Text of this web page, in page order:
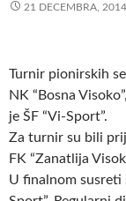
21 DECEMBRA, 2014
Turnir pionirskih
NK “Bosna
je ŠF “Vi-Sport”.
Za turnir su bili
FK “Zanatlija
U finalnom susreti